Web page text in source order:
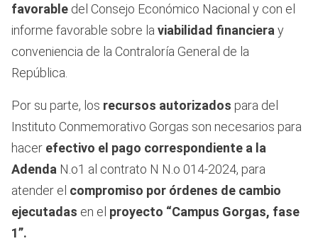
favorable del Consejo Económico Nacional y con el
informe favorable sobre la viabilidad financiera y
conveniencia de la Contraloría General de la
República.
Por su parte, los recursos autorizados para del
Instituto Conmemorativo Gorgas son necesarios para
hacer efectivo el pago correspondiente a la
Adenda N.o1 al contrato N N.o 014-2024, para
atender el compromiso por órdenes de cambio
ejecutadas en el proyecto “Campus Gorgas, fase
1”.